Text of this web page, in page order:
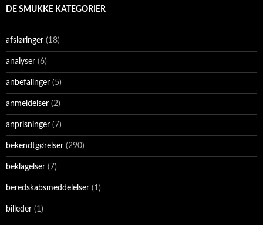
DE SMUKKE KATEGORIER
afsløringer (18)
analyser (6)
anbefalinger (5)
anmeldelser (2)
anprisninger (7)
bekendtgørelser (290)
beklagelser (7)
beredskabsmeddelelser (1)
billeder (1)